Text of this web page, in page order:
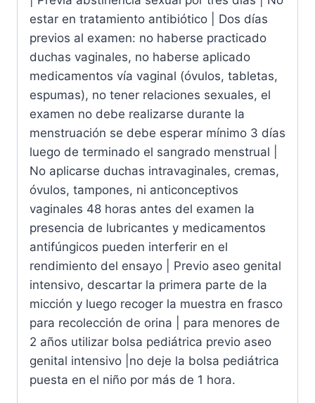
estar en tratamiento antibiótico | Dos días
previos al examen: no haberse practicado
duchas vaginales, no haberse aplicado
medicamentos vía vaginal (óvulos, tabletas,
espumas), no tener relaciones sexuales, el
examen no debe realizarse durante la
menstruación se debe esperar mínimo 3 días
luego de terminado el sangrado menstrual |
No aplicarse duchas intravaginales, cremas,
óvulos, tampones, ni anticonceptivos
vaginales 48 horas antes del examen la
presencia de lubricantes y medicamentos
antifúngicos pueden interferir en el
rendimiento del ensayo | Previo aseo genital
intensivo, descartar la primera parte de la
micción y luego recoger la muestra en frasco
para recolección de orina | para menores de
2 años utilizar bolsa pediátrica previo aseo
genital intensivo |no deje la bolsa pediátrica
puesta en el niño por más de 1 hora.